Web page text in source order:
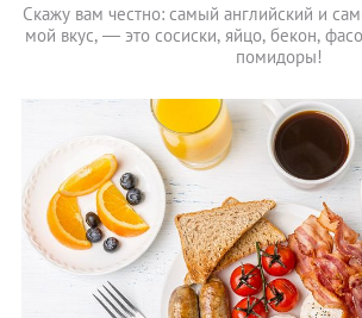
Скажу вам честно: самый английский и
мой вкус, ― это сосиски, яйцо, бекон,
помидоры!